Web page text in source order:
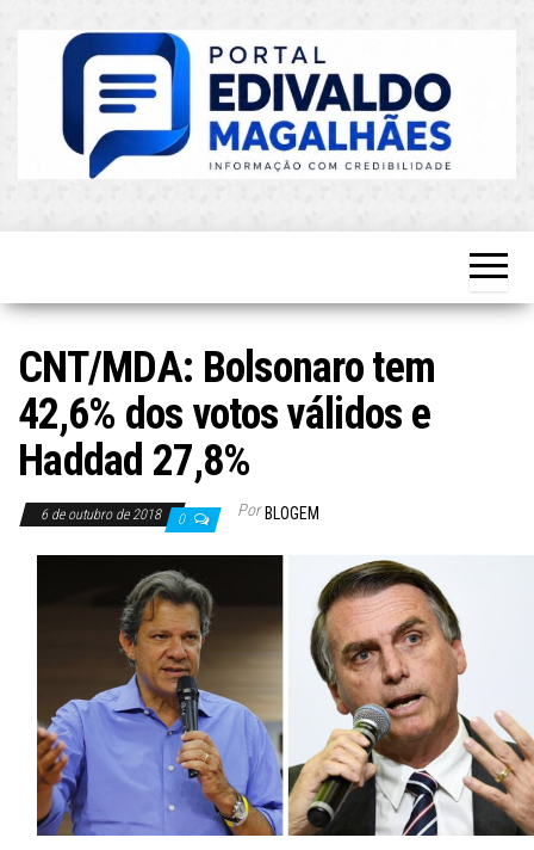
Atualizado!
CNT/MDA: Bolsonaro tem
42,6% dos votos válidos e
Haddad 27,8%
6 de outubro de 2018 0 Por BLOGEM